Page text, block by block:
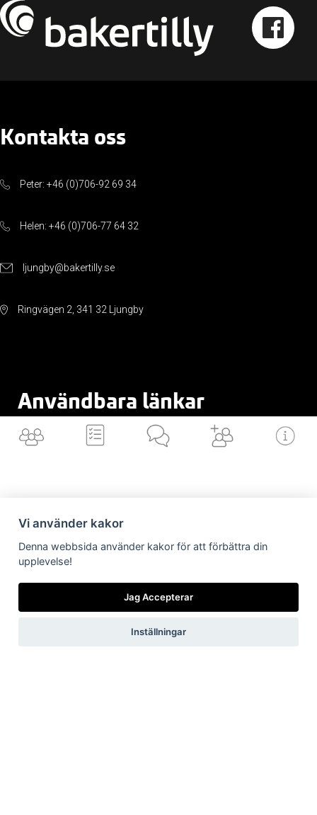
Kontakta oss
Peter: +46 (0)706-92 69 34
Helen: +46 (0)706-77 64 32
ljungby@bakertilly.se
Ringvägen 2, 341 32 Ljungby
Användbara länkar
Cookiepolicy
Få vårt
Vilka är vi Vad gör vi
Nyheter från
Är/vill bli kund Länkar till dig
Vi använder kakor
Denna webbsida använder kakor för att förbättra din
upplevelse!
Jag Accepterar
Inställningar